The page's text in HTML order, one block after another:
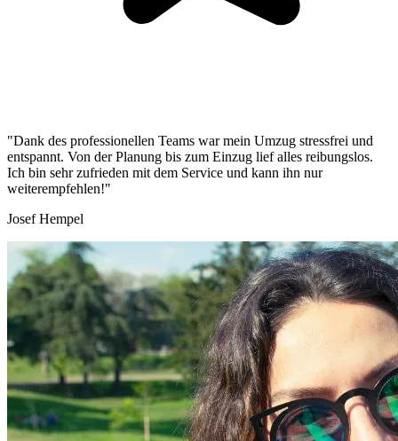
"Dank des professionellen Teams war mein Umzug stressfrei und
entspannt. Von der Planung bis zum Einzug lief alles reibungslos.
Ich bin sehr zufrieden mit dem Service und kann ihn nur
weiterempfehlen!"
Josef Hempel